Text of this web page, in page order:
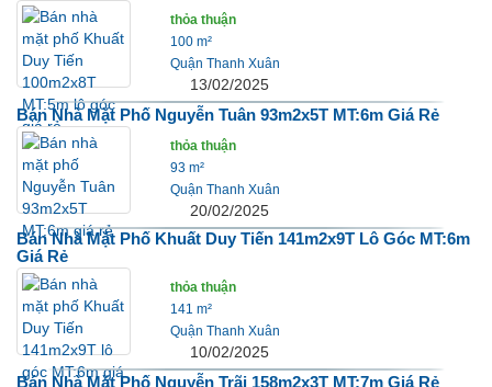
thỏa thuận
100 m²
Quận Thanh Xuân
13/02/2025
Bán Nhà Mặt Phố Nguyễn Tuân 93m2x5T MT:6m Giá Rẻ
thỏa thuận
93 m²
Quận Thanh Xuân
20/02/2025
Bán Nhà Mặt Phố Khuất Duy Tiến 141m2x9T Lô Góc MT:6m
Giá Rẻ
thỏa thuận
141 m²
Quận Thanh Xuân
10/02/2025
Bán Nhà Mặt Phố Nguyễn Trãi 158m2x3T MT:7m Giá Rẻ